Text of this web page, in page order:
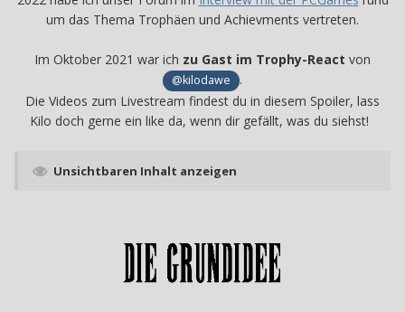
um das Thema Trophäen und Achievments vertreten.
Im Oktober 2021 war ich zu Gast im Trophy-React von
@kilodawe
.
Die Videos zum Livestream findest du in diesem Spoiler, lass
Kilo doch gerne ein like da, wenn dir gefällt, was du siehst!
Unsichtbaren Inhalt anzeigen